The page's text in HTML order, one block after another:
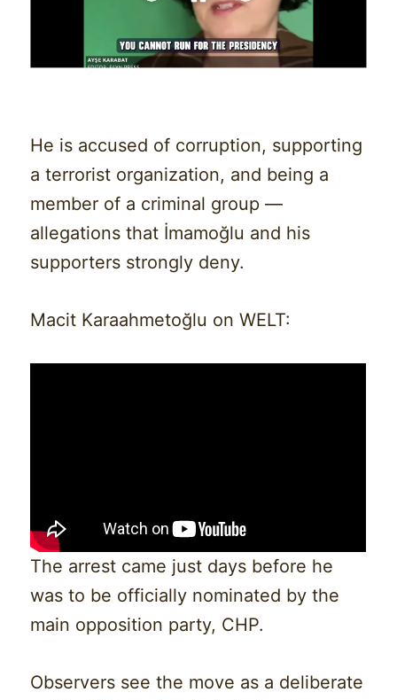
He is accused of corruption, supporting
a terrorist organization, and being a
member of a criminal group —
allegations that İmamoğlu and his
supporters strongly deny.
Macit Karaahmetoğlu on WELT:
The arrest came just days before he
was to be officially nominated by the
main opposition party, CHP.
Observers see the move as a deliberate